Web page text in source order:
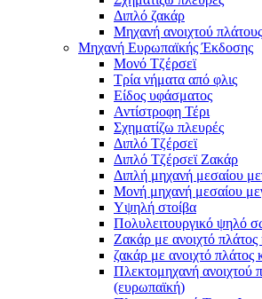
Διπλό ζακάρ
Μηχανή ανοιχτού
Μηχανή Ευρωπαϊκής Έκδοσης
Μονό Τζέρσεϊ
Τρία νήματα από φλις
Είδος υφάσματος
Αντίστροφη Τέρι
Σχηματίζω πλευρές
Διπλό Τζέρσεϊ
Διπλό Τζέρσεϊ Ζακάρ
Διπλή μηχανή μεσαίου
Μονή μηχανή μεσαίου
Υψηλή στοίβα
Πολυλειτουργικό ψηλό
Ζακάρ με ανοιχτό
ζακάρ με ανοιχτό πλάτος
Πλεκτομηχανή ανοιχτού
(ευρωπαϊκή)